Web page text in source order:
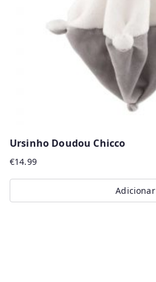
Ursinho Doudou Chicco
€14.99
Adicionar